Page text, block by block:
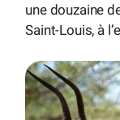
une douzaine
Saint-Louis, à